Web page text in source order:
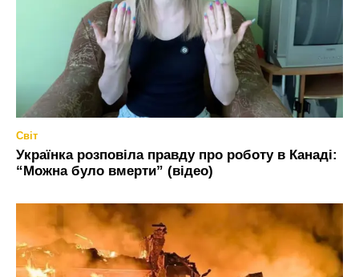
Світ
Українка розповіла правду про роботу в Канаді:
“Можна було вмерти” (відео)